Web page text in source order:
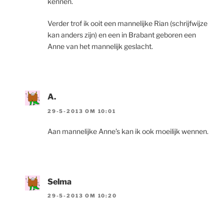
Verder trof ik ooit een mannelijke Rian (schrijfwijze
kan anders zijn) en een in Brabant geboren een
Anne van het mannelijk geslacht.
A.
29-5-2013 OM 10:01
Aan mannelijke Anne’s kan ik ook moeilijk wennen.
Selma
29-5-2013 OM 10:20